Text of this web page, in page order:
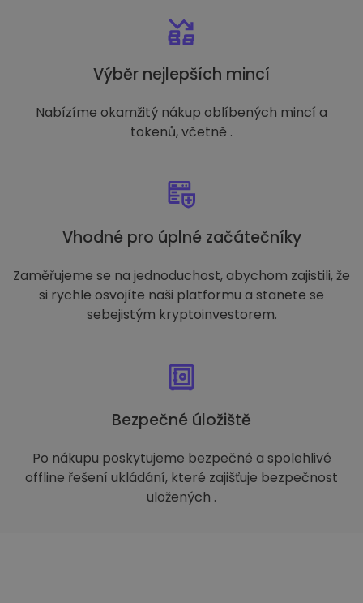
Výběr nejlepších mincí
Nabízíme okamžitý nákup oblíbených mincí a
tokenů, včetně .
Vhodné pro úplné začátečníky
Zaměřujeme se na jednoduchost, abychom zajistili, že
si rychle osvojíte naši platformu a stanete se
sebejistým kryptoinvestorem.
Bezpečné úložiště
Po nákupu poskytujeme bezpečné a spolehlivé
offline řešení ukládání, které zajišťuje bezpečnost
uložených .